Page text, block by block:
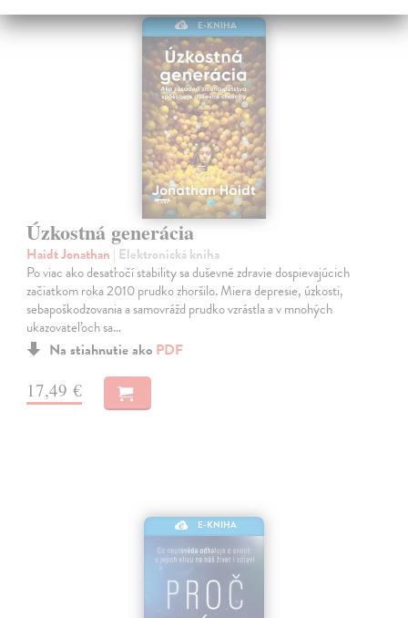
E-KNIHA
Úzkostná generácia
Haidt Jonathan | Elektronická kniha
Po viac ako desaťročí stability sa duševné zdravie dospievajúcich
začiatkom roka 2010 prudko zhoršilo. Miera depresie, úzkosti,
sebapoškodzovania a samovrážd prudko vzrástla a v mnohých
ukazovateľoch sa…
Na stiahnutie ako PDF
17,49 €
E-KNIHA